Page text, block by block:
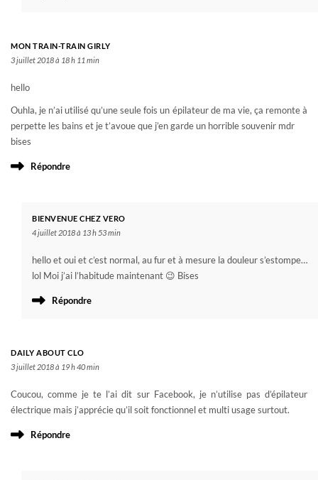
MON TRAIN-TRAIN GIRLY
3 juillet 2018 à 18 h 11 min
hello
Ouhla, je n’ai utilisé qu’une seule fois un épilateur de ma vie, ça remonte à
perpette les bains et je t’avoue que j’en garde un horrible souvenir mdr
bises
Répondre
BIENVENUE CHEZ VERO
4 juillet 2018 à 13 h 53 min
hello et oui et c’est normal, au fur et à mesure la douleur s’estompe…
lol Moi j’ai l’habitude maintenant 😉 Bises
Répondre
DAILY ABOUT CLO
3 juillet 2018 à 19 h 40 min
Coucou, comme je te l’ai dit sur Facebook, je n’utilise pas d’épilateur
électrique mais j’apprécie qu’il soit fonctionnel et multi usage surtout.
Répondre